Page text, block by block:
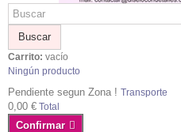
Buscar
Carrito: vacío
Ningún producto
Pendiente segun Zona ! Transporte
0,00 € Total
Confirmar